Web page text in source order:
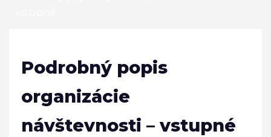
Podrobný popis
organizácie
návštevnosti – vstupné